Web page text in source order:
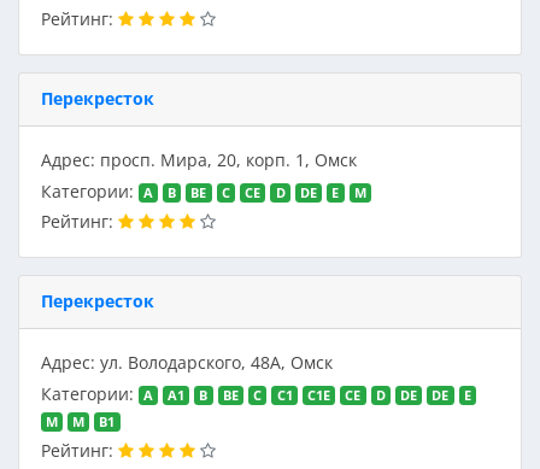
Рейтинг:
Перекресток
Адрес: просп. Мира, 20, корп. 1, Омск
Категории:
A B BE C CE D DE E M
Рейтинг:
Перекресток
Адрес: ул. Володарского, 48А, Омск
Категории:
A A1 B BE C C1 C1E CE D DE DE
E
M
M В1
Рейтинг: